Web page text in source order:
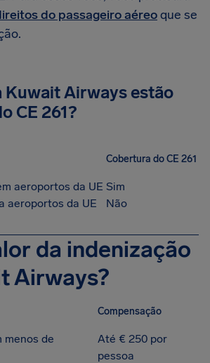
do passageiro aéreoque se
Kuwait Airways estão
CE 261?
Cobertura do CE 261
aeroportos da UE Sim
aeroportos da UE
Não
da indenização
Airways?
Compensação
menos de
Até € 250 por
pessoa